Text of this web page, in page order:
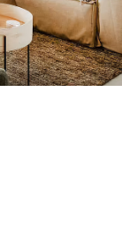
Déco
Renovation